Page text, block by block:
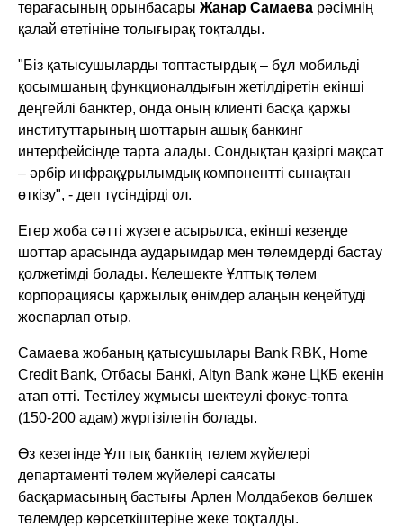
төрағасының орынбасарыЖанар Самаева рәсімнің
қалай өтетініне толығырақ тоқталды.
"Біз қатысушыларды топтастырдық – бұл мобильді
қосымшаның функционалдығын жетілдіретін екінші
деңгейлі банктер, онда оның клиенті басқа қаржы
институттарының шоттарын ашық банкинг
интерфейсінде тарта алады. Сондықтан қазіргі мақсат
– әрбір инфрақұрылымдық компонентті сынақтан
өткізу", - деп түсіндірді ол.
Егер жоба сәтті жүзеге асырылса, екінші кезеңде
шоттар арасында аударымдар мен төлемдерді бастау
қолжетімді болады. Келешекте Ұлттық төлем
корпорациясы қаржылық өнімдер алаңын кеңейтуді
жоспарлап отыр.
Самаева жобаның қатысушылары Bank RBK, Home
Credit Bank, Отбасы Банкі, Altyn Bank және ЦКБ екенін
атап өтті. Тестілеу жұмысы шектеулі фокус-топта
(150-200 адам) жүргізілетін болады.
Өз кезегінде Ұлттық банктің төлем жүйелері
департаменті төлем жүйелері саясаты
басқармасының бастығы Арлен Молдабеков бөлшек
төлемдер көрсеткіштеріне жеке тоқталды.